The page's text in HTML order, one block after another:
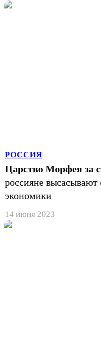
РОССИЯ
Царство Морфея за
россияне высасывают
экономики
14 июня 2023